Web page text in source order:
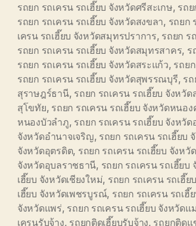
รถยก รถเครน รถเฮี๊ยบ จังหวัดศรีสะเกษ, รถ
รถยก รถเครน รถเฮี๊ยบ จังหวัดสงขลา, รถยก
เครน รถเฮี๊ยบ จังหวัดสมุทรปราการ, รถยก ร
รถยก รถเครน รถเฮี๊ยบ จังหวัดสมุทรสาคร, ร
รถยก รถเครน รถเฮี๊ยบ จังหวัดสระแก้ว, รถย
รถยก รถเครน รถเฮี๊ยบ จังหวัดสุพรรณบุรี, รถ
สุราษฎร์ธานี, รถยก รถเครน รถเฮี๊ยบ จังหวั
สุโขทัย, รถยก รถเครน รถเฮี๊ยบ จังหวัดหนอง
หนองบัวลำภู, รถยก รถเครน รถเฮี๊ยบ จังหวัด
จังหวัดอำนาจเจริญ, รถยก รถเครน รถเฮี๊ยบ
จังหวัดอุตรดิต, รถยก รถเครน รถเฮี๊ยบ จังห
จังหวัดอุบลราชธานี, รถยก รถเครน รถเฮี๊ยบ
เฮี๊ยบ จังหวัดเชียงใหม่, รถยก รถเครน รถเฮี๊ย
เฮี๊ยบ จังหวัดเพชรบูรณ์, รถยก รถเครน รถเฮี๊
จังหวัดแพร่, รถยก รถเครน รถเฮี๊ยบ จังหวัด
เครนรับจ้าง, รถยกติดเฮี๊ยบรับจ้าง, รถยกติด